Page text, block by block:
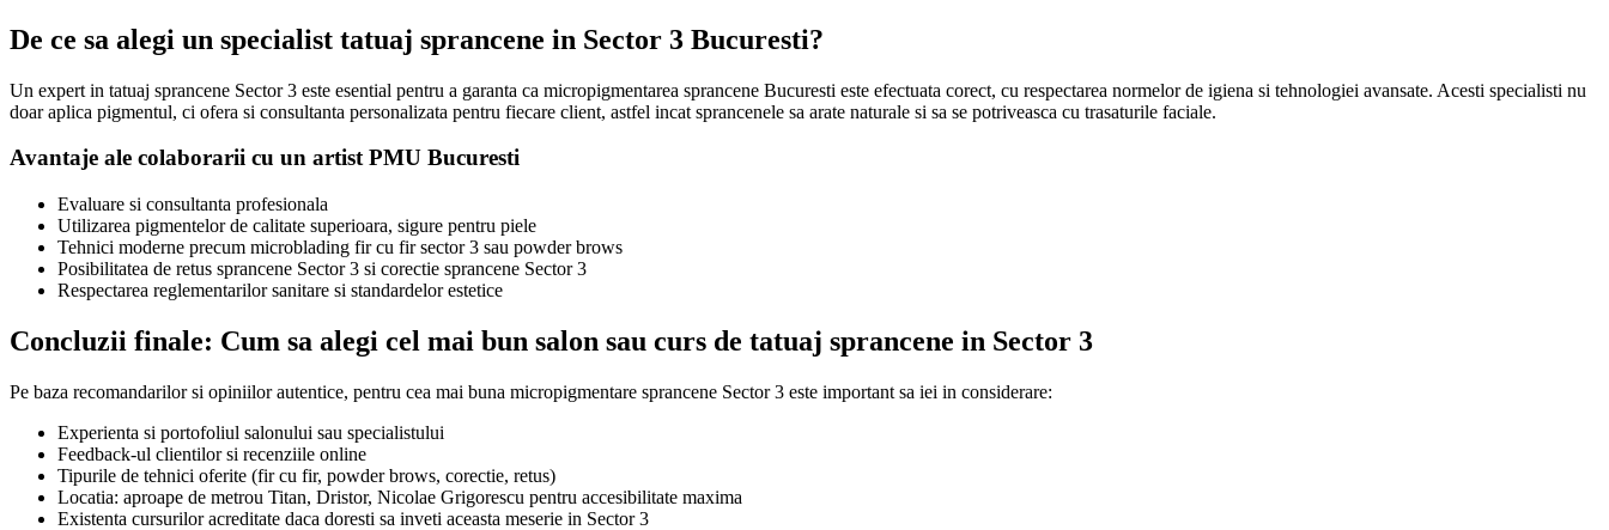
De ce sa alegi un specialist tatuaj sprancene in Sector 3 Bucuresti?
Un expert in tatuaj sprancene Sector 3 este esential pentru a garanta ca micropigmentarea sprancene Bucuresti este efectuata corect, cu respectarea normelor de igiena si tehnologiei avansate. Acesti specialisti nu
doar aplica pigmentul, ci ofera si consultanta personalizata pentru fiecare client, astfel incat sprancenele sa arate naturale si sa se potriveasca cu trasaturile faciale.
Avantaje ale colaborarii cu un artist PMU Bucuresti
Evaluare si consultanta profesionala
Utilizarea pigmentelor de calitate superioara, sigure pentru piele
Tehnici moderne precum microblading fir cu fir sector 3 sau powder brows
Posibilitatea de retus sprancene Sector 3 si corectie sprancene Sector 3
Respectarea reglementarilor sanitare si standardelor estetice
Concluzii finale: Cum sa alegi cel mai bun salon sau curs de tatuaj sprancene in Sector 3
Pe baza recomandarilor si opiniilor autentice, pentru cea mai buna micropigmentare sprancene Sector 3 este important sa iei in considerare:
Experienta si portofoliul salonului sau specialistului
Feedback-ul clientilor si recenziile online
Tipurile de tehnici oferite (fir cu fir, powder brows, corectie, retus)
Locatia: aproape de metrou Titan, Dristor, Nicolae Grigorescu pentru accesibilitate maxima
Existenta cursurilor acreditate daca doresti sa inveti aceasta meserie in Sector 3